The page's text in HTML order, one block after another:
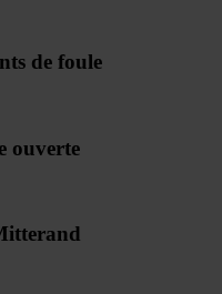
de foule
ouverte